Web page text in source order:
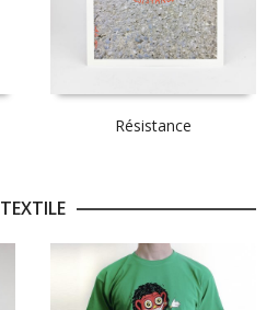
Résistance
TEXTILE